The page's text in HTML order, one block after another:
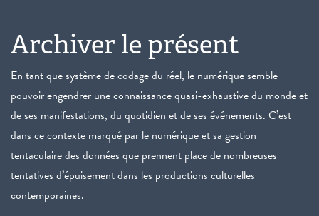
Archiver le présent
En tant que système de codage du réel, le numérique semble
pouvoir engendrer une connaissance quasi-exhaustive du monde et
de ses manifestations, du quotidien et de ses événements. C’est
dans ce contexte marqué par le numérique et sa gestion
tentaculaire des données que prennent place de nombreuses
tentatives d’épuisement dans les productions culturelles
contemporaines.